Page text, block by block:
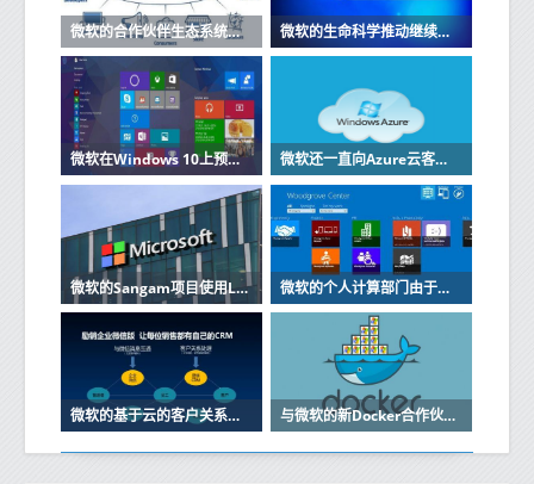
微软的合作伙伴生态系统为GDPR做准备 微软的生命科学推动继续与Parexel合作
微软在Windows 10上预览节省空间的OneDrive功能 微软还一直向Azure云客户提供在GPU加速的虚拟机上运行其应用程序的选项
微软的Sangam项目使用LinkedIn缩小技能差距 微软的个人计算部门由于该公司电话业务下滑而遭受挫折
微软的基于云的客户关系管理软件Dynamics CRM Online将紧随其后 与微软的新Docker合作伙伴关系是对工作的扩展该工作于今年初开始